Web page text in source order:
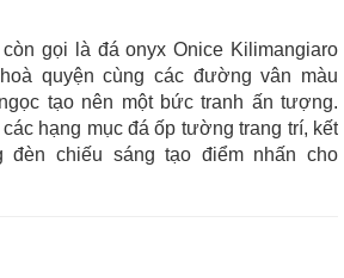
gọi là đá onyx Onice Kilimangiaro
quyện cùng các đường vân màu
tạo nên một bức tranh ấn tượng.
hạng mục đá ốp tường trang trí, kết
đèn chiếu sáng tạo điểm nhấn cho